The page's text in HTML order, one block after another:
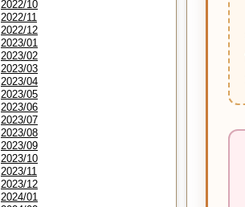
2022/10
2022/11
2022/12
2023/01
2023/02
2023/03
2023/04
2023/05
2023/06
2023/07
2023/08
2023/09
2023/10
2023/11
2023/12
2024/01